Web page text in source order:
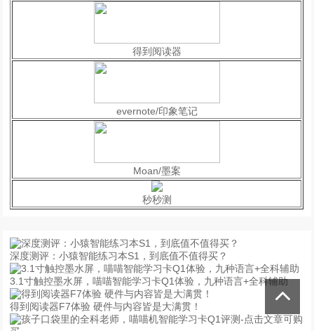
得到阅读器
evernote/印象笔记
Moan/墨案
秒秒测
深度测评：小猿智能练习本S1，到底值不值得买？
3.1寸触控墨水屏，喵喵智能学习卡Q1体验，九种语言+全科辅助
得到阅读器F7体验 硬件与内容皆是大满贯！